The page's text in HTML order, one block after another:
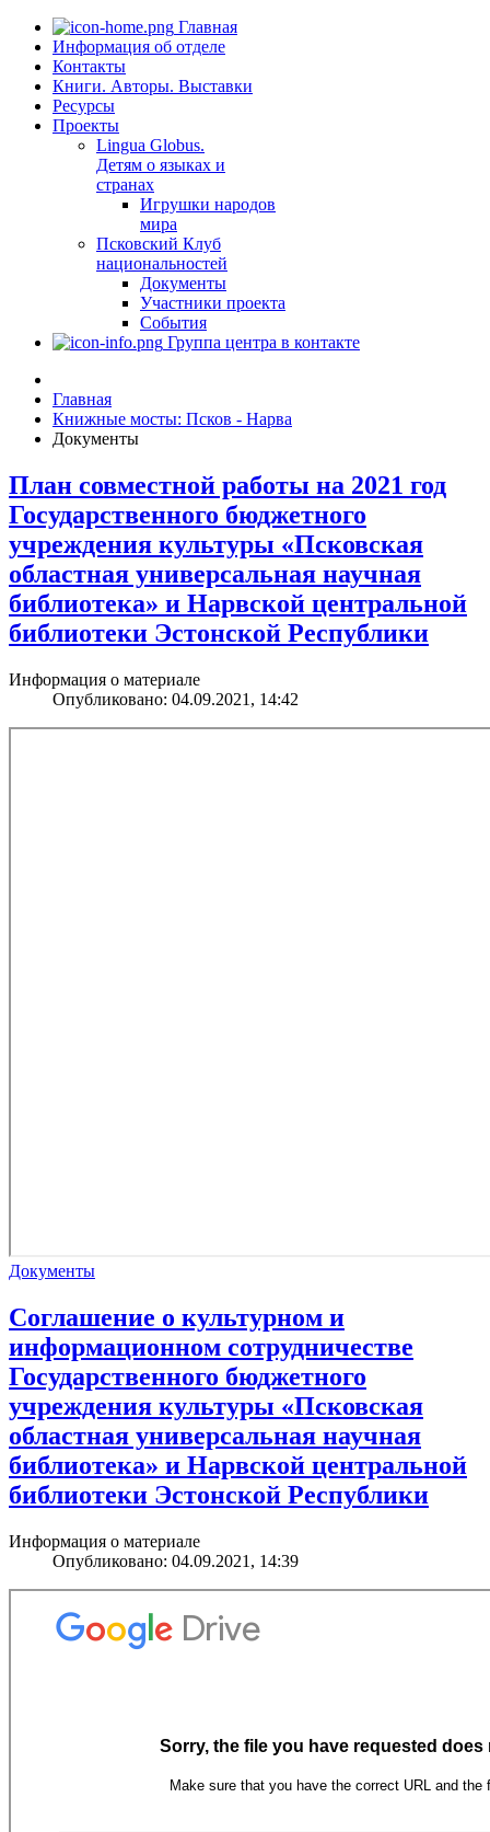
Главная
Информация об отделе
Контакты
Книги. Авторы. Выставки
Ресурсы
Проекты
Lingua Globus.
Детям о языках и
странах
Игрушки народов
мира
Псковский Клуб
национальностей
Документы
Участники проекта
События
Группа центра в контакте
Главная
Книжные мосты: Псков - Нарва
Документы
План совместной работы на 2021 год
Государственного бюджетного
учреждения культуры «Псковская
областная универсальная научная
библиотека» и Нарвской центральной
библиотеки Эстонской Республики
Информация о материале
Опубликовано: 04.09.2021, 14:42
Документы
Соглашение о культурном и
информационном сотрудничестве
Государственного бюджетного
учреждения культуры «Псковская
областная универсальная научная
библиотека» и Нарвской центральной
библиотеки Эстонской Республики
Информация о материале
Опубликовано: 04.09.2021, 14:39